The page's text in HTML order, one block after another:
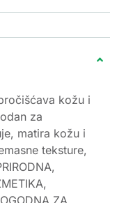
kožu i
za
matira kožu i
teksture,
ZA